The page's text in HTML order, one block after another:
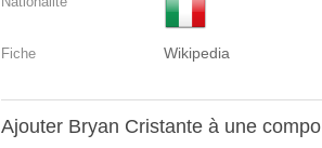
Fiche Wikipedia
Ajouter Bryan Cristante à une compo